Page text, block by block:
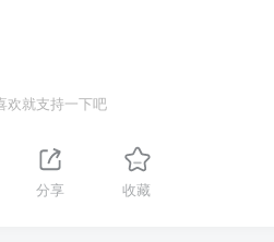
欢就支持一下吧
分享 收藏